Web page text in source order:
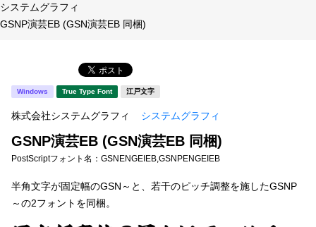
年間ライセンス商品
新着一覧
マイページ
フォント形式
タイプフェイス
明朝体
宋朝体 清朝体
教科書体 行書体
草書体
システムグラフィ
GSNP演芸EB (GSN演芸EB 同梱)
Windows True Type Font 江戸文字
株式会社システムグラフィ システムグラフィ
GSNP演芸EB (GSN演芸EB 同梱)
PostScriptフォント名： GSNENGEIEB,GSNPENGEIEB
半角文字が固定幅のGSN～と、若干のピッチ調整を施したGSNP
～の2フォントを同梱。